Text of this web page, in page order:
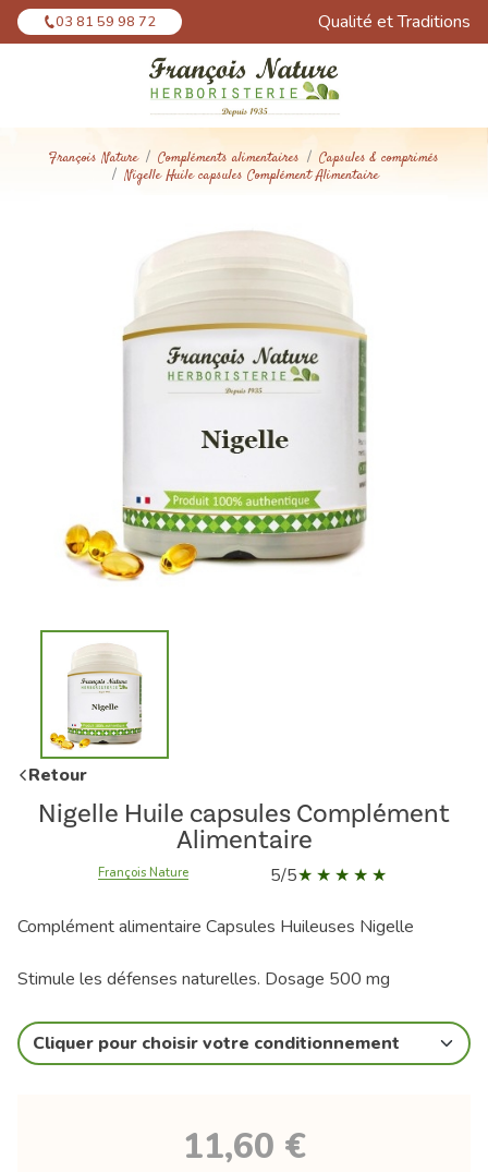
03 81 59 98 72 Qualité et Traditions
François Nature Compléments alimentaires
Capsules & comprimés
Nigelle Huile capsules Complément Alimentaire
Retour
Nigelle Huile capsules Complément
Alimentaire
François Nature 5/5
Complément alimentaire Capsules Huileuses Nigelle
Stimule les défenses naturelles. Dosage 500 mg
Cliquer pour choisir votre conditionnement
11,60 €
Panneau de gestion des cookies